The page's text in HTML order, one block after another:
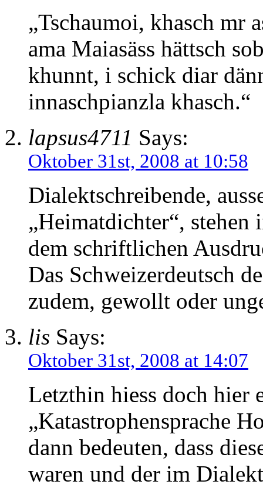
„Tschaumoi, khasch mr
ama Maiasäss hättsch
khunnt, i schick diar
innaschpianzla khasch.“
lapsus4711 Says:
Oktober 31st, 2008 at 10:58
Dialektschreibende,
„Heimatdichter“,
dem schriftlichen
Das Schweizerdeutsch
zudem, gewollt oder
lis Says:
Oktober 31st, 2008 at 14:07
Letzthin hiess doch hier
„Katastrophensprache
dann bedeuten, dass
waren und der im